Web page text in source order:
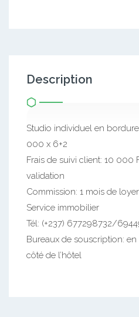
Description
Studio individuel en
000 x 6+2
Frais de suivi client: 10 000
validation
Commission: 1 mois de loyer
Service immobilier
Tél: (+237) 677298732/
Bureaux de souscription:
côté de l’hôtel